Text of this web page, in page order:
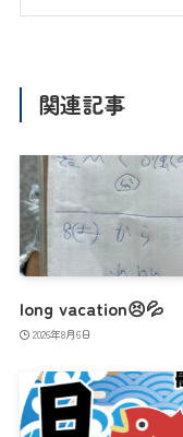
関連記事
long vacation😣💦
2026年8月6日